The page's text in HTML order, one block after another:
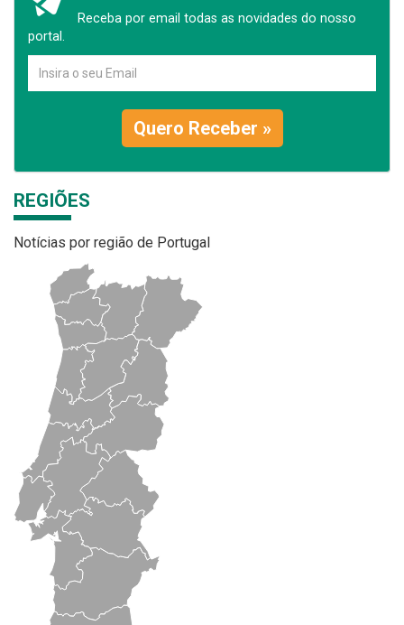
Receba por email todas as novidades do nosso
portal.
Quero Receber »
REGIÕES
Notícias por região de Portugal